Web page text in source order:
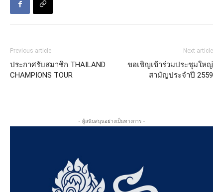
Previous article
ประกาศรับสมาชิก THAILAND
CHAMPIONS TOUR
Next article
ขอเชิญเข้าร่วมประชุมใหญ่
สามัญประจำปี 2559
- ผู้สนับสนุนอย่างเป็นทางการ -